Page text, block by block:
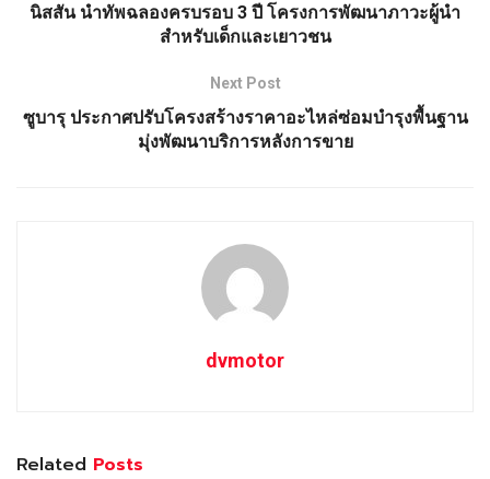
นิสสัน นำทัพฉลองครบรอบ 3 ปี โครงการพัฒนาภาวะผู้นำ
สำหรับเด็กและเยาวชน
Next Post
ซูบารุ ประกาศปรับโครงสร้างราคาอะไหล่ซ่อมบำรุงพื้นฐาน
มุ่งพัฒนาบริการหลังการขาย
dvmotor
Related Posts